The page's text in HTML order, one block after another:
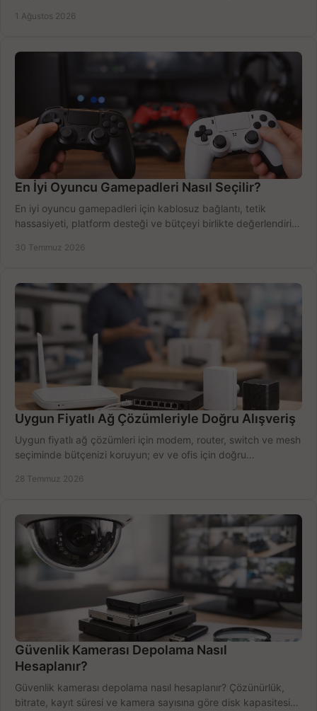
1 Ağustos 2026
En İyi Oyuncu Gamepadleri Nasıl Seçilir?
En iyi oyuncu gamepadleri için kablosuz bağlantı, tetik
hassasiyeti, platform desteği ve bütçeyi birlikte değerlendirin;
30 Temmuz 2026
Uygun Fiyatlı Ağ Çözümleriyle Doğru Alışveriş
Uygun fiyatlı ağ çözümleri için modem, router, switch ve mesh
seçiminde bütçenizi koruyun; ev ve ofis için doğru
28 Temmuz 2026
Güvenlik Kamerası Depolama Nasıl
Hesaplanır?
Güvenlik kamerası depolama nasıl hesaplanır? Çözünürlük,
bitrate, kayıt süresi ve kamera sayısına göre disk kapasitesini